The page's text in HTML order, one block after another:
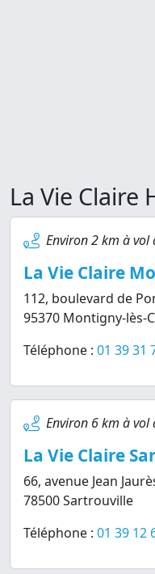
La Vie Claire
Environ 2 km à vol
La Vie Claire
112, boulevard de
95370 Montigny-lès-
Téléphone : 01 39 31
Environ 6 km à vol
La Vie Claire
66, avenue Jean
78500 Sartrouville
Téléphone : 01 39 12